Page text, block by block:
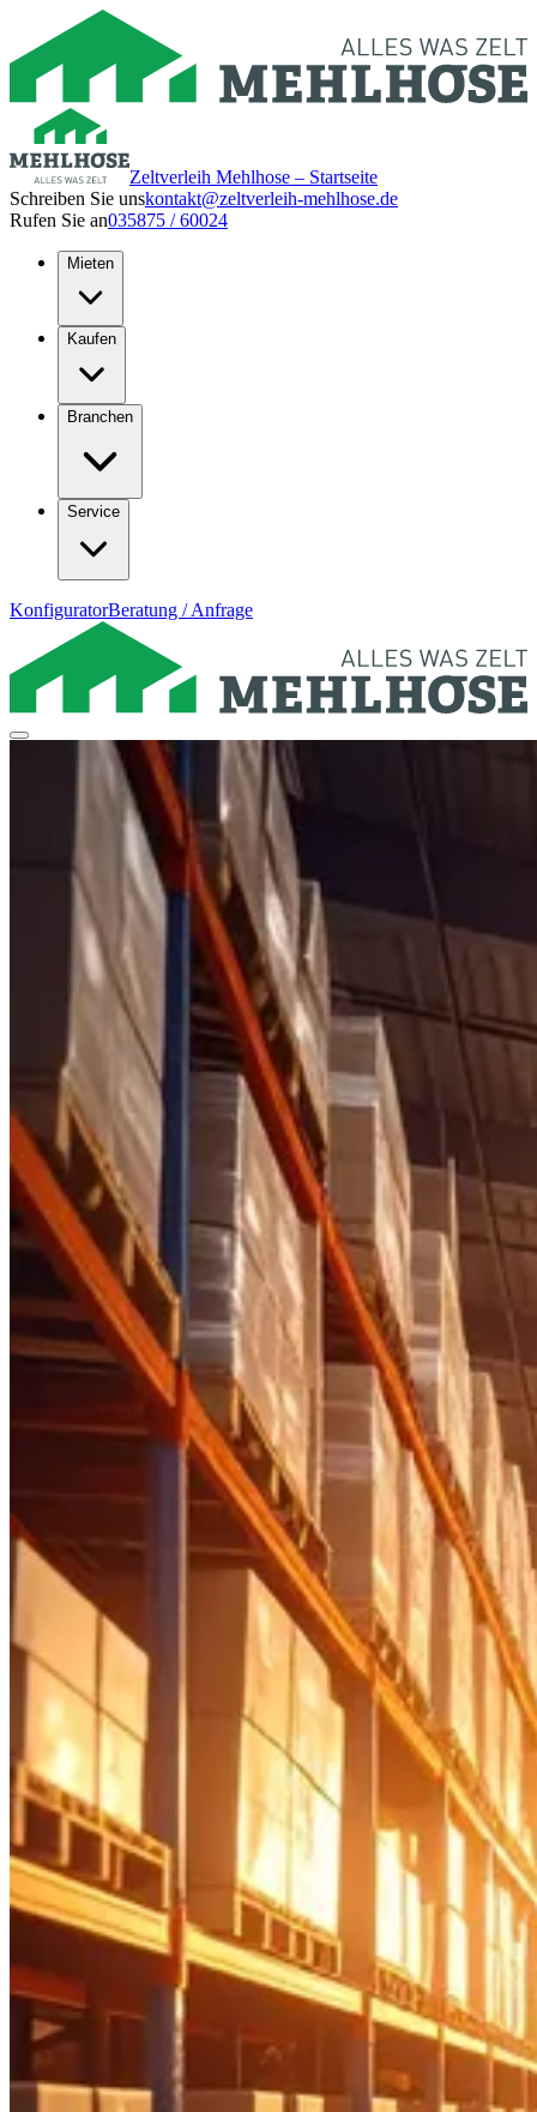
Zeltverleih Mehlhose – Startseite
Schreiben Sie unskontakt@zeltverleih-mehlhose.de
Rufen Sie an035875 / 60024
Mieten
Kaufen
Branchen
Service
KonfiguratorBeratung / Anfrage